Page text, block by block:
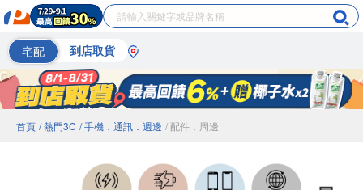
宅配 到店取貨
首頁 / 熱門3C / 手機．通訊．週邊 / 配件．周邊